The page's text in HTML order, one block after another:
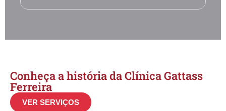
Conheça a história da Clínica Gattass
Ferreira
VER SERVIÇOS